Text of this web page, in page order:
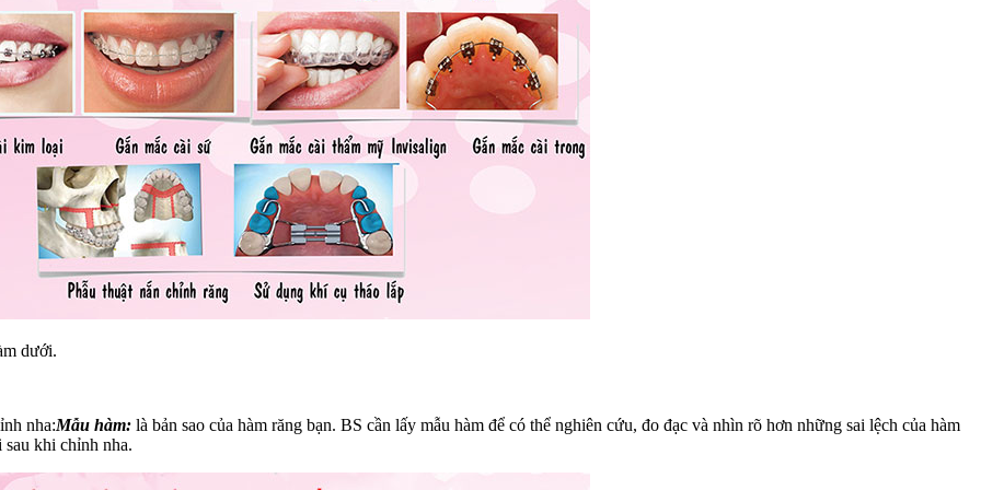
dưới.
nha:Mẫu hàm: là bản sao của hàm răng bạn. BS cần lấy mẫu hàm để có thể nghiên cứu, đo đạc và nhìn rõ hơn những sai lệch của hàm
sau khi chỉnh nha.